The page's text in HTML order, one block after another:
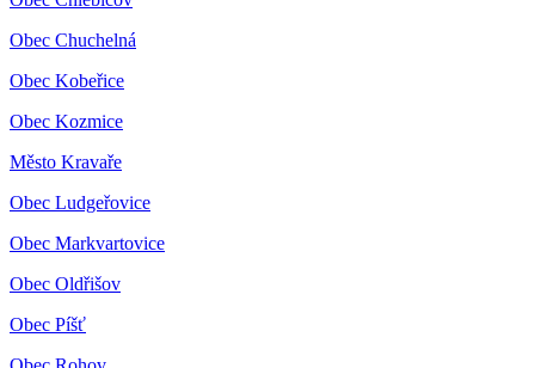
Obec Chuchelná
Obec Kobeřice
Obec Kozmice
Město Kravaře
Obec Ludgeřovice
Obec Markvartovice
Obec Oldřišov
Obec Píšť